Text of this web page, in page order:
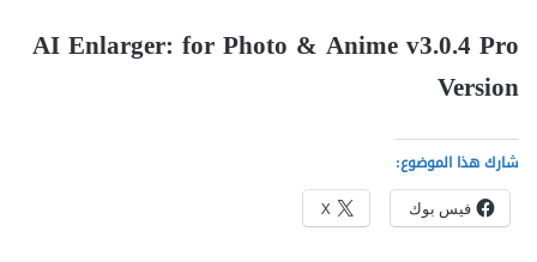
AI Enlarger: for Photo & Anime v3.0.4 Pro
Version
شارك هذا الموضوع:
فيس بوك X